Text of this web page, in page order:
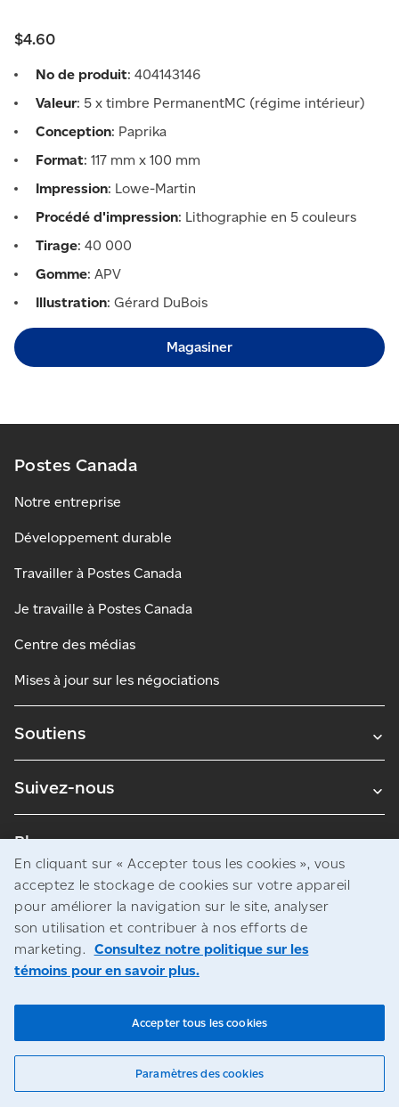
$4.60
No de produit: 404143146
Valeur: 5 x timbre PermanentMC (régime intérieur)
Conception: Paprika
Format: 117 mm x 100 mm
Impression: Lowe-Martin
Procédé d'impression: Lithographie en 5 couleurs
Tirage: 40 000
Gomme: APV
Illustration: Gérard DuBois
Magasiner
Postes Canada
Notre entreprise
Développement durable
Travailler à Postes Canada
Je travaille à Postes Canada
Centre des médias
Mises à jour sur les négociations
Soutiens
Suivez-nous
Blogues
© Société canadienne des postes
Avis juridiques
Accès à l’information
En cliquant sur « Accepter tous les cookies », vous
acceptez le stockage de cookies sur votre appareil
pour améliorer la navigation sur le site, analyser
son utilisation et contribuer à nos efforts de
marketing. Consultez notre politique sur les
témoins pour en savoir plus.
Paramètres des cookies
Accepter tous les cookies